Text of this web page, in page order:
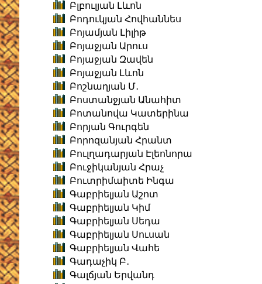
Բլբուլյան Լևոն
Բոդուկյան Հովհաննես
Բոյամյան Լիլիթ
Բոյաջյան Արուս
Բոյաջյան Զավեն
Բոյաջյան Լևոն
Բոշնաղյան Մ․
Բոստանջյան Անահիտ
Բոտանովա Կատերինա
Բորյան Գուրգեն
Բորոզանյան Հրանտ
Բուլղադարյան Էլեոնորա
Բուջիկանյան Հրաչ
Բուտրիմաիտե Ինգա
Գաբրիելյան Աշոտ
Գաբրիելյան Կիմ
Գաբրիելյան Սեդա
Գաբրիելյան Սուսան
Գաբրիելյան Վահե
Գադաչիկ Բ․
Գալճյան Երվանդ